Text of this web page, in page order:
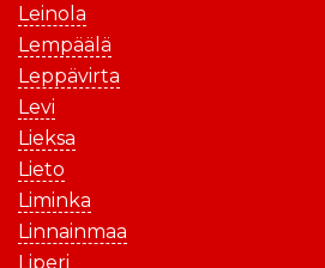
Leinola
Lempäälä
Leppävirta
Levi
Lieksa
Lieto
Liminka
Linnainmaa
Liperi